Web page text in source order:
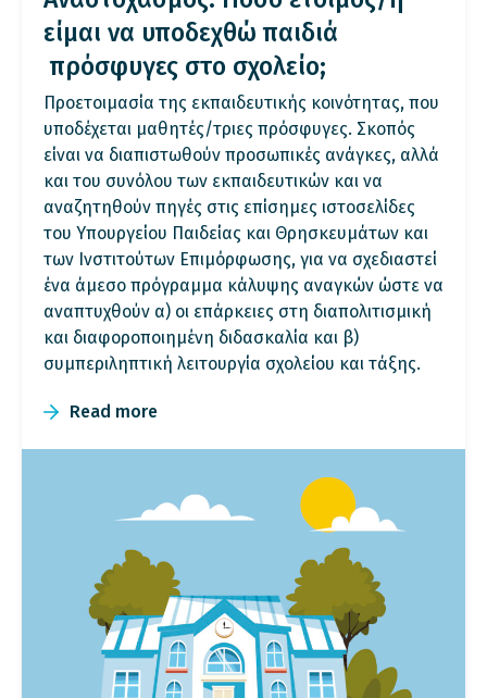
είμαι να υποδεχθώ παιδιά
πρόσφυγες στο σχολείο;
Προετοιμασία της εκπαιδευτικής κοινότητας, που
υποδέχεται μαθητές/τριες πρόσφυγες. Σκοπός
είναι να διαπιστωθούν προσωπικές ανάγκες, αλλά
και του συνόλου των εκπαιδευτικών και να
αναζητηθούν πηγές στις επίσημες ιστοσελίδες
του Υπουργείου Παιδείας και Θρησκευμάτων και
των Ινστιτούτων Επιμόρφωσης, για να σχεδιαστεί
ένα άμεσο πρόγραμμα κάλυψης αναγκών ώστε να
αναπτυχθούν α) οι επάρκειες στη διαπολιτισμική
και διαφοροποιημένη διδασκαλία και β)
συμπεριληπτική λειτουργία σχολείου και τάξης.
Read more